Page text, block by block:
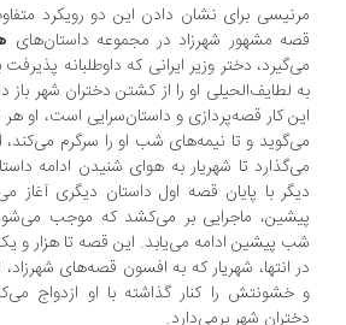
برای نشان دادن این دو رویکرد متفاوت با
مشهور شهرزاد در مجموعه داستان‌هایهزار
دختر وزیر ایرانی که داوطلبانه پذیرفت به
لطایف‌الحیلی او را از کشتن دختران شهر باز دارد.
کار قصه‌پردازی و داستان‌سرایی است، او هر شب
و تا نیمه‌های شب او را سرگرم می‌کند، اما
تا شهریار به هوای شنیدن ادامه داستان
با پایان قصه اول داستان دیگری آغاز می‌کند
ماجرایی بر می‌کشد که موجب می‌شود و باز
پیشین ادامه می‌یابد. این قصه تا هزار و یک شب
انتها، شهریار که به افسون قصه‌های شهرزاد،
را کنار گذاشته با او ازدواج می‌کند
شهر برمی‌دارد.